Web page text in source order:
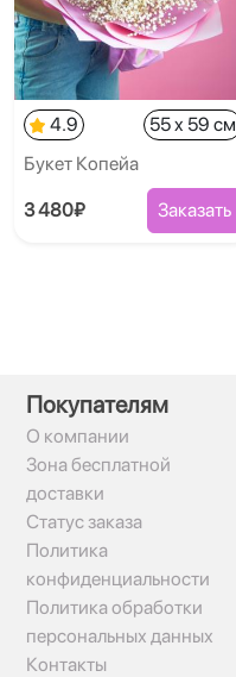
4.9
55 x 59 см
Букет Копейа
3 480₽ Заказать
Покупателям
О компании
Зона бесплатной
доставки
Статус заказа
Политика
конфиденциальности
Политика обработки
персональных данных
Контакты